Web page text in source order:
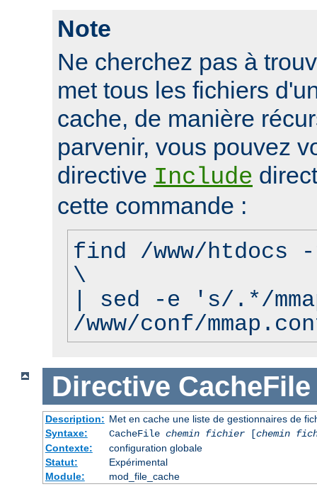
Note
Ne cherchez pas à
met tous les fichiers
cache, de manière
parvenir, vous pouvez
directive Include
cette commande :
find /www/
\
| sed -e 's/.*/
/www/conf/
Directive CacheFile
Description: Met en cache une liste de gestionnaires de
Syntaxe:
CacheFile chemin fichier[chemin
Contexte:
configuration globale
Statut:
Expérimental
Module:
mod_file_cache